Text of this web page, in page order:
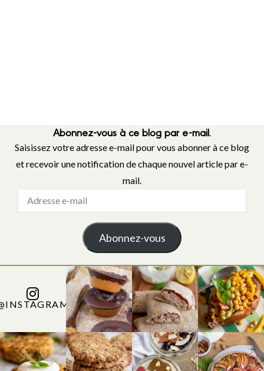
Abonnez-vous à ce blog par e-mail.
Saisissez votre adresse e-mail pour vous abonner à ce blog
et recevoir une notification de chaque nouvel article par e-
mail.
Adresse
e-
Abonnez-vous